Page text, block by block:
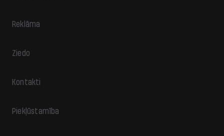
Reklāma
Ziedo
Kontakti
Piekļūstamība